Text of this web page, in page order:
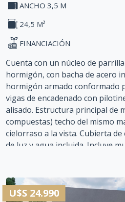
ANCHO 3,5 M
24,5 M²
FINANCIACIÓN
Cuenta con un núcleo de
hormigón, con bacha de acero
hormigón armado conformado
vigas de encadenado con
alisado. Estructura principal de
compuestas) techo del mismo
cielorraso a la vista. Cubierta de
de luz y agua incluida. Incluye
Plazo de contrucción: 20 días
U$S 24.990